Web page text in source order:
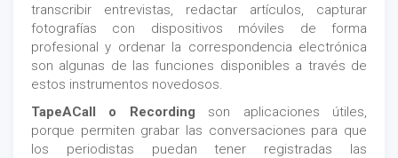
transcribir entrevistas, redactar artículos, capturar
fotografías con dispositivos móviles de forma
profesional y ordenar la correspondencia electrónica
son algunas de las funciones disponibles a través de
estos instrumentos novedosos.
TapeACall o Recording son aplicaciones útiles,
porque permiten grabar las conversaciones para que
los periodistas puedan tener registradas las